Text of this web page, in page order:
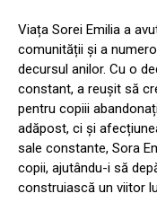
Viața Sorei Emilia a
comunității și a
decursul anilor. Cu o
constant, a reușit să
pentru copiii
adăpost, ci și
sale constante, Sora
copii, ajutându-i să
construiască un viitor